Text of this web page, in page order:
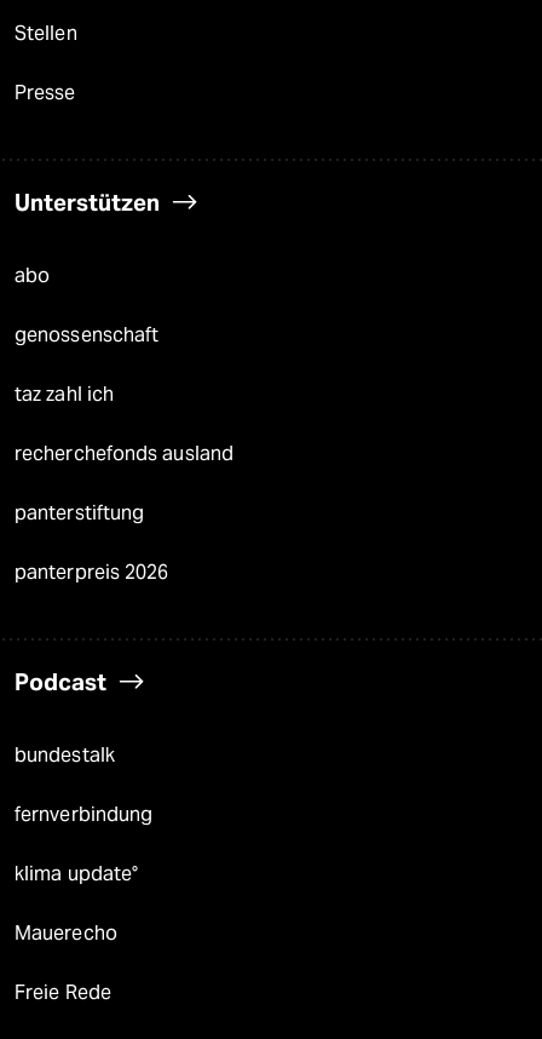
Stellen
Presse
Unterstützen
abo
genossenschaft
taz zahl ich
recherchefonds ausland
panterstiftung
panterpreis 2026
Podcast
bundestalk
fernverbindung
klima update°
Mauerecho
Freie Rede